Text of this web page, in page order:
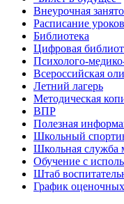
Внеурочная
Расписание уроков
Библиотека
Цифровая
Психолого-
Всероссийская
Летний лагерь
Методическая
ВПР
Полезная
Школьный
Школьная служба
Обучение с
Штаб
График